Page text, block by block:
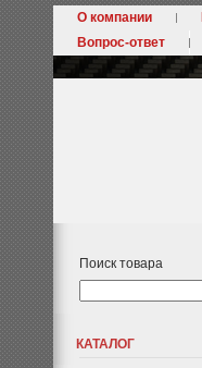
О компании
Вопрос-ответ
Поиск товара
КАТАЛОГ